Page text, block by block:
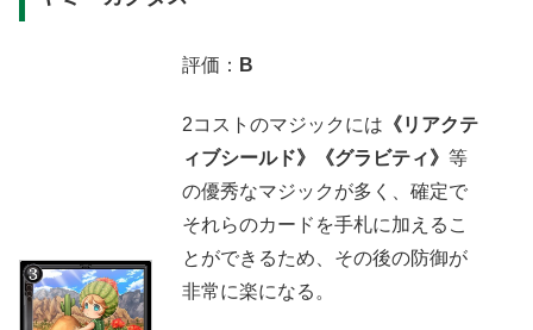
評価： B
2コストのマジックには 《リアクテ
ィブシールド》《グラビティ》 等
の優秀なマジックが多く、確定で
それらのカードを手札に加えるこ
とができるため、その後の防御が
非常に楽になる。